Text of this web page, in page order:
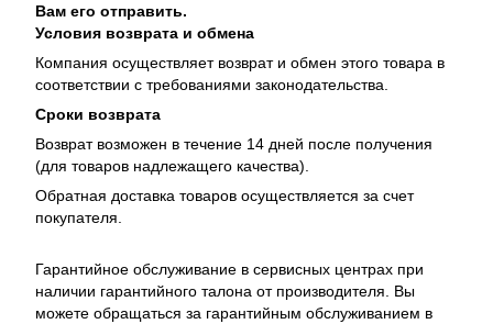
Вам его отправить.
Условия возврата и обмена
Компания осуществляет возврат и обмен этого товара в
соответствии с требованиями законодательства.
Сроки возврата
Возврат возможен в течение 14 дней после получения
(для товаров надлежащего качества).
Обратная доставка товаров осуществляется за счет
покупателя.
Гарантийное обслуживание в сервисных центрах при
наличии гарантийного талона от производителя. Вы
можете обращаться за гарантийным обслуживанием в